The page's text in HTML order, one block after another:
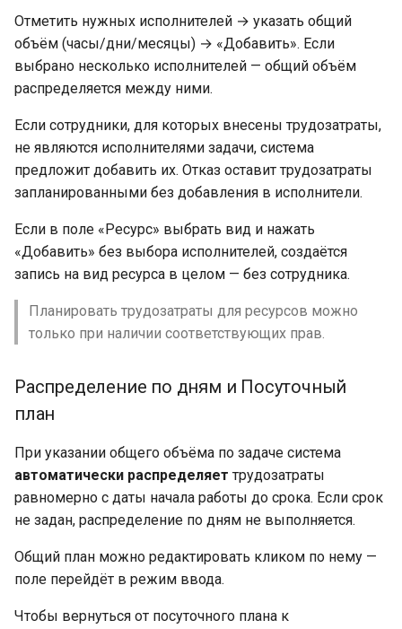
Отметить нужных исполнителей → указать общий
объём (часы/дни/месяцы) → «Добавить». Если
выбрано несколько исполнителей — общий объём
распределяется между ними.
Если сотрудники, для которых внесены трудозатраты,
не являются исполнителями задачи, система
предложит добавить их. Отказ оставит трудозатраты
запланированными без добавления в исполнители.
Если в поле «Ресурс» выбрать вид и нажать
«Добавить» без выбора исполнителей, создаётся
запись на вид ресурса в целом — без сотрудника.
Планировать трудозатраты для ресурсов можно
только при наличии соответствующих прав.
Распределение по дням и Посуточный
план
При указании общего объёма по задаче система
автоматически распределяет трудозатраты
равномерно с даты начала работы до срока. Если срок
не задан, распределение по дням не выполняется.
Общий план можно редактировать кликом по нему —
поле перейдёт в режим ввода.
Чтобы вернуться от посуточного плана к